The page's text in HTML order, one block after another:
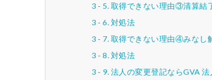
取得できない理由③清算結
対処法
取得できない理由④みなし
対処法
法人の変更登記ならGVA